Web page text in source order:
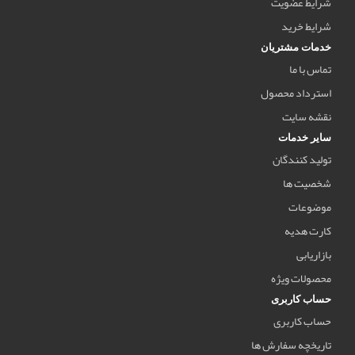
شرایط خرید
خدمات مشتریان
تماس با ما
استرداد محصول
نقشه سایت
سایر خدمات
تولید کنندگان
شخصیت ها
موضوعات
کارت هدیه
بازاریابی
محصولات ویژه
حساب کاربری
حساب کاربری
تاریخچه سفارش ها